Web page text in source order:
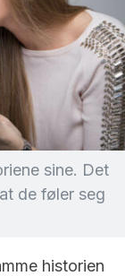
sine. Det
de føler seg
historien